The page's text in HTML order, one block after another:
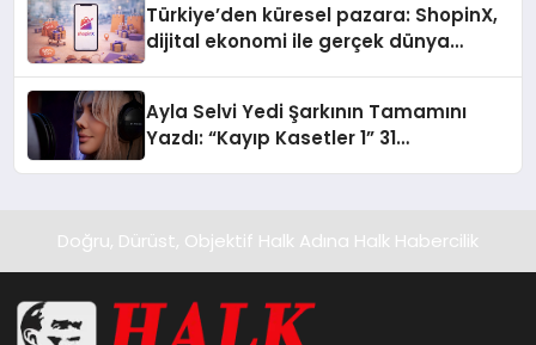
Türkiye’den küresel pazara: ShopinX,
dijital ekonomi ile gerçek dünya
Ayla Selvi Yedi Şarkının Tamamını
Yazdı: “Kayıp Kasetler 1” 31
Doğru, Dürüst, Objektif Halk Adına Halk Habercilik